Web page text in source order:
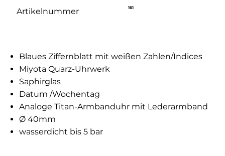
Artikelnummer 161
Blaues Ziffernblatt mit weißen Zahlen/Indices
Miyota Quarz-Uhrwerk
Saphirglas
Datum /Wochentag
Analoge Titan-Armbanduhr mit Lederarmband
Ø 40mm
wasserdicht bis 5 bar